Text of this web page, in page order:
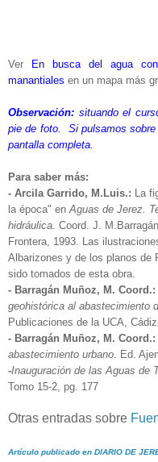
Ver
En busca del agua
manantiales en un mapa más
Observación: situando el
pie de foto. Si pulsamos
pantalla completa.
Para saber más:
- Arcila Garrido, M.Luis.: La
la época" en Aguas de Jerez.
hidráulica. Coord. J.
Frontera, 1993. Las
Albarizones y de los planos de
sido tomados de esta obra.
- Barragán Muñoz, M. Coord.:
geohistórica al abastecimiento
Publicaciones de la UCA,
- Barragán Muñoz, M. Coord.:
abastecimiento urbano . Ed.
-Inauguración de las Aguas de
Tomo 15-2, pg. 177
Otras entradas sobre
Artículo publicado en DIARIO DE